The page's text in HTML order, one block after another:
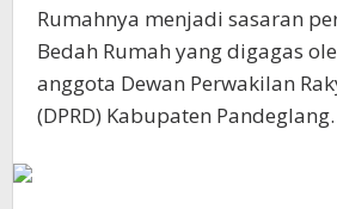
Rumahnya menjadi sasaran
Bedah Rumah yang digagas
anggota Dewan Perwakilan
(DPRD) Kabupaten Pandeglang.